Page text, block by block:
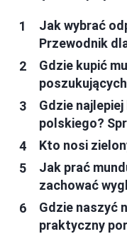
Jak wybrać
Przewodnik
Gdzie kupić
Gdzie
polskiego?
Kto nosi
Jak prać
zachować
Gdzie naszyć
praktyczny